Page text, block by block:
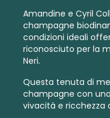
Amandine e Cyril
champagne
condizioni ideali
riconosciuto per la
Neri.
Questa tenuta di
champagne con
vivacità e ricchezza